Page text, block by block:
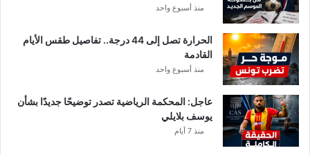
منذ أسبوع واحد
الحرارة تصل إلى 44 درجة.. تفاصيل طقس الأيام
القادمة
منذ أسبوع واحد
عاجل: المحكمة الرياضية تصدر توضيحًا جديدًا بشأن
يوسف بلايلي
منذ 7 أيام